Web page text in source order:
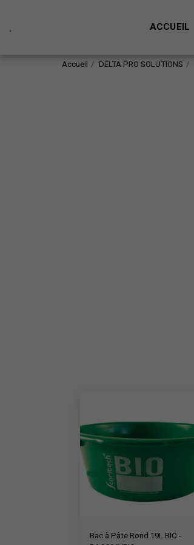
. ACCUEIL
Accueil DELTA PRO SOLUTIONS
Bac à Pâte Rond 19L BIO -